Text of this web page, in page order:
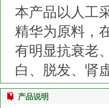
本产品以人工
精华为原料，
有明显抗衰老
白、脱发、肾
产品说明